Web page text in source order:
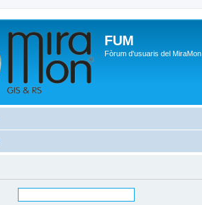
FUM
Fòrum d'usuaris del MiraMon